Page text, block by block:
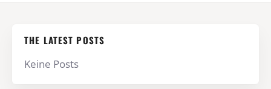
THE LATEST POSTS
Keine Posts